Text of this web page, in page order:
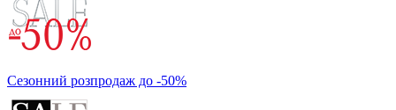
Сезонний розпродаж до -50%